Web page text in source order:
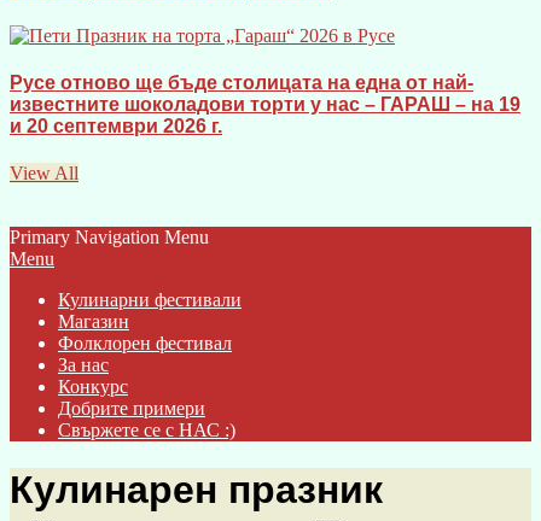
Русе отново ще бъде столицата на една от най-
известните шоколадови торти у нас – ГАРАШ – на 19
и 20 септември 2026 г.
View All
Primary Navigation Menu
Menu
Кулинарни фестивали
Магазин
Фолклорен фестивал
За нас
Конкурс
Добрите примери
Свържете се с НАС :)
Кулинарен празник